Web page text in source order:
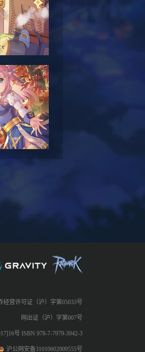
经营许可证（沪）字第05033号
网出证（沪）字第007号
号 ISBN 978-7-7979-3942-3
沪公网安备31010602009555号